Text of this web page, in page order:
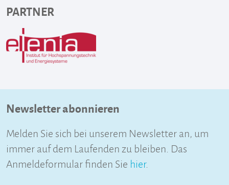
PARTNER
Newsletter abonnieren
Melden Sie sich bei unserem Newsletter an, um
immer auf dem Laufenden zu bleiben. Das
Anmeldeformular finden Sie hier.